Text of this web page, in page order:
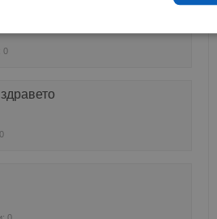
0
Функционалност